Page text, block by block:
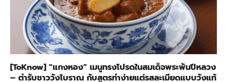
[ToKnow] “แกงหอง” เมนูทรงโปรดในสมเด็จพระพันปีหลวง
– ตำรับชาววังโบราณ กับสูตรทำง่ายแต่รสละเมียดแบบวังแท้